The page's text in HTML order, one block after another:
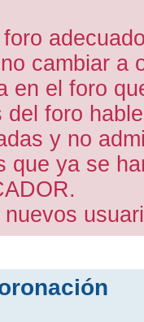
cambiar a
en el foro
foro
y no
que ya se
nuevos